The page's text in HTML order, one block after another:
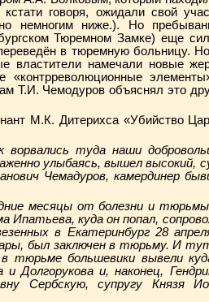
говоря, ожидали свой
немногим ниже.). Но
Тюремном Замке) еще
в тюремную больницу.
властители намечали новые
Т.И. Чемодуров объяснял это
М.К. Дитерихса «Убийство
ворвались туда наши
улыбаясь, вышел высокий,
Чемадуров, камердинер
месяцы от болезни и
Ипатьева, куда он попал,
в Екатеринбург 28
был заключен в тюрьму. И
тюрьме большевики вывели
и, наконец,
Сербскую, супругу Князя